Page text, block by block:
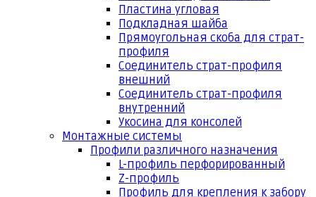
Пластина угловая
Подкладная шайба
Прямоугольная скоба для страт-
профиля
Соединитель страт-профиля
внешний
Соединитель страт-профиля
внутренний
Укосина для консолей
Монтажные системы
Профили различного назначения
L-профиль перфорированный
Z-профиль
Профиль для крепления к забору